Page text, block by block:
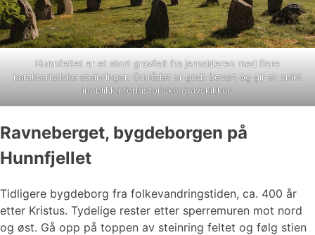
Hunnfeltet er et stort gravfelt fra jernalderen med flere
karakteristiske steinringer. Området er godt bevart og gir et unikt
innblikk i forhistoriske gravskikker.
Ravneberget, bygdeborgen på
Hunnfjellet
Tidligere bygdeborg fra folkevandringstiden, ca. 400 år
etter Kristus. Tydelige rester etter sperremuren mot nord
og øst. Gå opp på toppen av steinring feltet og følg stien